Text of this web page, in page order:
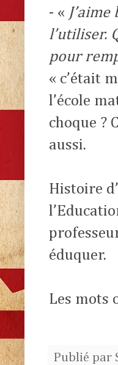
- «
l’utiliser.
pour
« c’était
l’école
choque ?
aussi.
Histoire
éduquer.
Les mots
Publié par